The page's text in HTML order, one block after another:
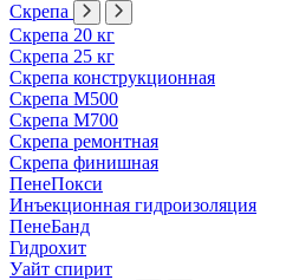
Скрепа
Скрепа 20 кг
Скрепа 25 кг
Скрепа конструкционная
Скрепа М500
Скрепа М700
Скрепа ремонтная
Скрепа финишная
ПенеПокси
Инъекционная гидроизоляция
ПенеБанд
Гидрохит
Уайт спирит